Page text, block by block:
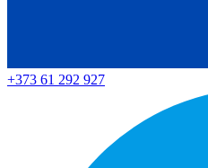
+373 61 292 927